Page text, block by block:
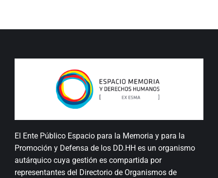
El Ente Público Espacio para la Memoria y para la
Promoción y Defensa de los DD.HH es un organismo
autárquico cuya gestión es compartida por
representantes del Directorio de Organismos de